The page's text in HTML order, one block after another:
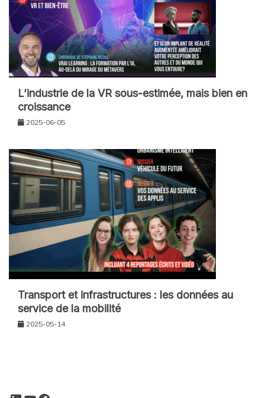
L’industrie de la VR sous-estimée, mais bien en
croissance
2025-06-05
Transport et infrastructures : les données au
service de la mobilité
2025-05-14